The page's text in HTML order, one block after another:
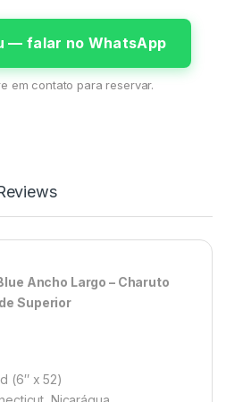
— falar no WhatsApp
em contato para reservar.
Ancho Largo – Charuto
Superior
(6″ x 52)